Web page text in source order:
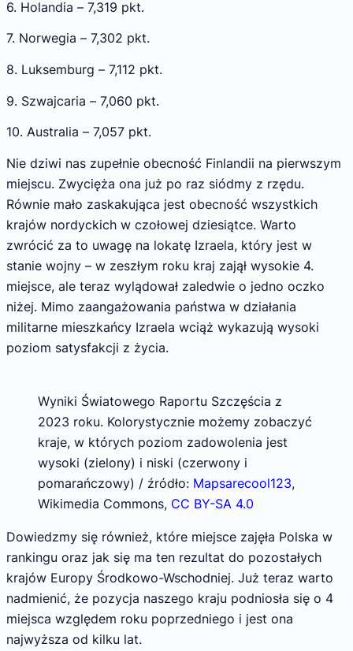
6. Holandia – 7,319 pkt.
7. Norwegia – 7,302 pkt.
8. Luksemburg – 7,112 pkt.
9. Szwajcaria – 7,060 pkt.
10. Australia – 7,057 pkt.
Nie dziwi nas zupełnie obecność Finlandii na pierwszym
miejscu. Zwycięża ona już po raz siódmy z rzędu.
Równie mało zaskakująca jest obecność wszystkich
krajów nordyckich w czołowej dziesiątce. Warto
zwrócić za to uwagę na lokatę Izraela, który jest w
stanie wojny – w zeszłym roku kraj zajął wysokie 4.
miejsce, ale teraz wylądował zaledwie o jedno oczko
niżej. Mimo zaangażowania państwa w działania
militarne mieszkańcy Izraela wciąż wykazują wysoki
poziom satysfakcji z życia.
Wyniki Światowego Raportu Szczęścia z
2023 roku. Kolorystycznie możemy zobaczyć
kraje, w których poziom zadowolenia jest
wysoki (zielony) i niski (czerwony i
pomarańczowy) / źródło: Mapsarecool123,
Wikimedia Commons, CC BY-SA 4.0
Dowiedzmy się również, które miejsce zajęła Polska w
rankingu oraz jak się ma ten rezultat do pozostałych
krajów Europy Środkowo-Wschodniej. Już teraz warto
nadmienić, że pozycja naszego kraju podniosła się o 4
miejsca względem roku poprzedniego i jest ona
najwyższa od kilku lat.